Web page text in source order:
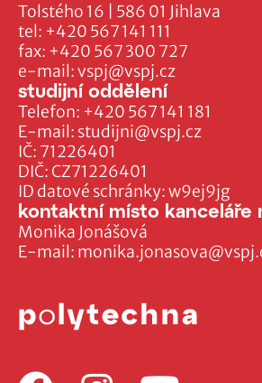
Tolstého 16 | 586 01 Jihlava
tel: +420 567 141 111
fax: +420 567 300 727
e-mail:vspj@vspj.cz
IČ: 71226401
DIČ: CZ71226401
ID datové schránky: w9ej9jg
studijní oddělení
Telefon: +420 567 141 181
E-mail: studijni@vspj.cz
kontaktní místo kanceláře
Monika Jonášová
E-mail: